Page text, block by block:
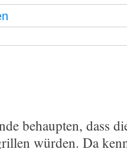
behaupten, dass
würden. Da